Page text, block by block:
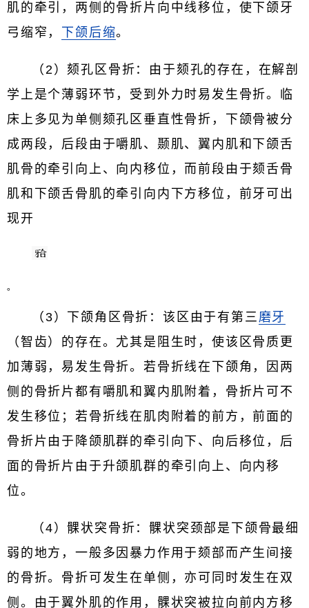
肌的牵引，两侧的骨折片向中线移位，使下颌牙
弓缩窄，
下颌后缩。
（2）颏孔区骨折：由于颏孔的存在，在解剖
学上是个薄弱环节，受到外力时易发生骨折。临
床上多见为单侧颏孔区垂直性骨折，下颌骨被分
成两段，后段由于嚼肌、颞肌、翼内肌和下颌舌
肌骨的牵引向上、向内移位，而前段由于颏舌骨
肌和下颌舌骨肌的牵引向内下方移位，前牙可出
现开
。
（3）下颌角区骨折：该区由于有第三 磨牙
（智齿）的存在。尤其是阻生时，使该区骨质更
加薄弱，易发生骨折。若骨折线在下颌角，因两
侧的骨折片都有嚼肌和翼内肌附着，骨折片可不
发生移位；若骨折线在肌肉附着的前方，前面的
骨折片由于降颌肌群的牵引向下、向后移位，后
面的骨折片由于升颌肌群的牵引向上、向内移
位。
（4）髁状突骨折：髁状突颈部是下颌骨最细
弱的地方，一般多因暴力作用于颏部而产生间接
的骨折。骨折可发生在单侧，亦可同时发生在双
侧。由于翼外肌的作用，髁状突被拉向前内方移